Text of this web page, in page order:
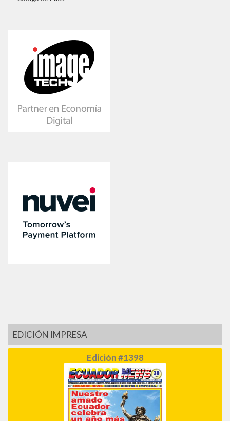
EDICIÓN IMPRESA
Edición #1398